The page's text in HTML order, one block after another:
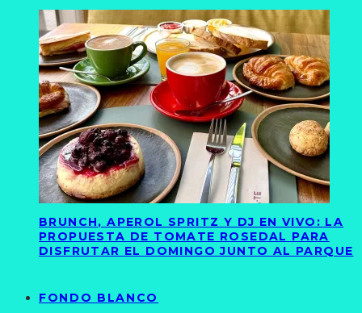
BRUNCH, APEROL SPRITZ Y DJ EN VIVO: LA
PROPUESTA DE TOMATE ROSEDAL PARA
DISFRUTAR EL DOMINGO JUNTO AL PARQUE
FONDO BLANCO